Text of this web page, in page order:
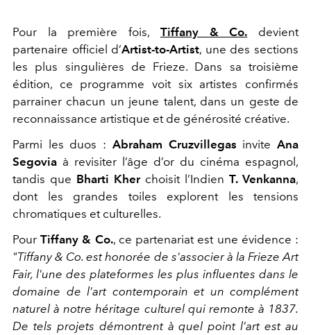
Pour la première fois, Tiffany & Co. devient
partenaire officiel d’Artist-to-Artist, une des sections
les plus singulières de Frieze. Dans sa troisième
édition, ce programme voit six artistes confirmés
parrainer chacun un jeune talent, dans un geste de
reconnaissance artistique et de générosité créative.
Parmi les duos : Abraham Cruzvillegas inviteAna
Segovia à revisiter l’âge d’or du cinéma espagnol,
tandis que Bharti Kherchoisit l’Indien T. Venkanna,
dont les grandes toiles explorent les tensions
chromatiques et culturelles.
PourTiffany & Co., ce partenariat est une évidence :
"Tiffany & Co. est honorée de s'associer à la Frieze Art
Fair, l'une des plateformes les plus influentes dans le
domaine de l'art contemporain et un complément
naturel à notre héritage culturel qui remonte à 1837.
De tels projets démontrent à quel point l'art est au